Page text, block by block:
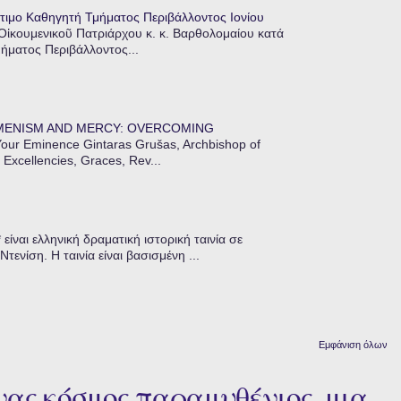
Καθηγητή Τμήματος Περιβάλλοντος Ιονίου
Πατριάρχου κ. κ. Βαρθολομαίου κατά
Περιβάλλοντος...
AND MERCY: OVERCOMING
Eminence Gintaras Grušas, Archbishop of
Graces, Rev...
ελληνική δραματική ιστορική ταινία σε
Η ταινία είναι βασισμένη ...
Εμφάνιση όλων